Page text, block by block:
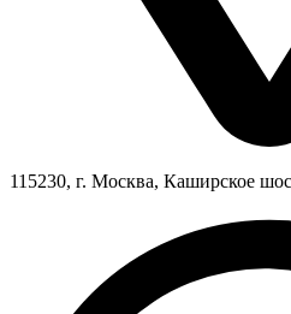
115230, г. Москва, Каширское